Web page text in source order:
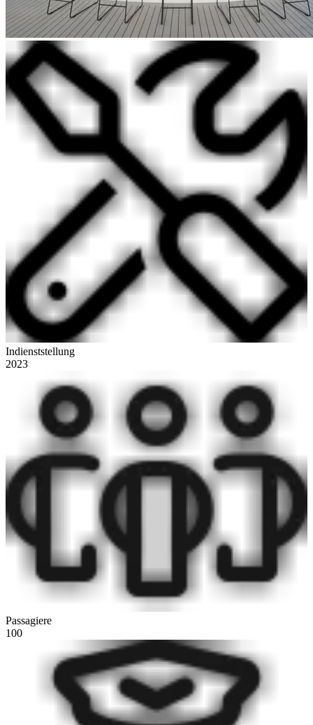
Indienststellung
2023
Passagiere
100